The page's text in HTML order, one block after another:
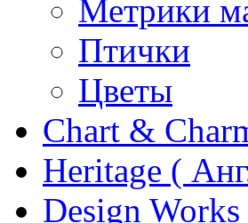
Метрики
Птички
Цветы
Chart &
Heritage (
Design